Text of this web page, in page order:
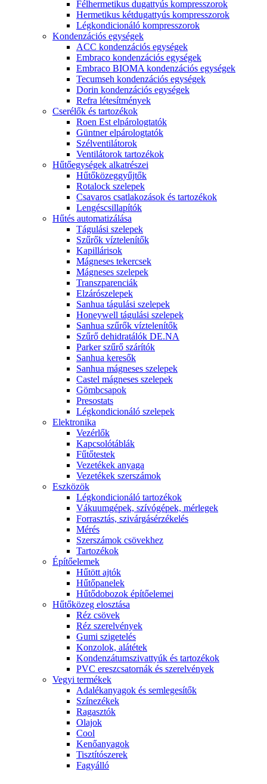
Félhermetikus dugattyús kompresszorok
Hermetikus kétdugattyús kompresszorok
Légkondicionáló kompresszorok
Kondenzációs egységek
ACC kondenzációs egységek
Embraco kondenzációs egységek
Embraco BIOMA kondenzációs egységek
Tecumseh kondenzációs egységek
Dorin kondenzációs egységek
Refra létesítmények
Cserélők és tartozékok
Roen Est elpárologtatók
Güntner elpárologtatók
Szélventilátorok
Ventilátorok tartozékok
Hűtőegységek alkatrészei
Hűtőközeggyűjtők
Rotalock szelepek
Csavaros csatlakozások és tartozékok
Lengéscsillapítók
Hűtés automatizálása
Tágulási szelepek
Szűrők víztelenítők
Kapillárisok
Mágneses tekercsek
Mágneses szelepek
Transzparenciák
Elzárószelepek
Sanhua tágulási szelepek
Honeywell tágulási szelepek
Sanhua szűrők víztelenítők
Szűrő dehidratálók DE.NA
Parker szűrő szárítók
Sanhua keresők
Sanhua mágneses szelepek
Castel mágneses szelepek
Gömbcsapok
Presostats
Légkondicionáló szelepek
Elektronika
Vezérlők
Kapcsolótáblák
Fűtőtestek
Vezetékek anyaga
Vezetékek szerszámok
Eszközök
Légkondicionáló tartozékok
Vákuumgépek, szívógépek, mérlegek
Forrasztás, szivárgásérzékelés
Mérés
Szerszámok csövekhez
Tartozékok
Építőelemek
Hűtött ajtók
Hűtőpanelek
Hűtődobozok építőelemei
Hűtőközeg elosztása
Réz csövek
Réz szerelvények
Gumi szigetelés
Konzolok, alátétek
Kondenzátumszivattyúk és tartozékok
PVC ereszcsatornák és szerelvények
Vegyi termékek
Adalékanyagok és semlegesítők
Színezékek
Ragasztók
Olajok
Cool
Kenőanyagok
Tisztítószerek
Fagyálló